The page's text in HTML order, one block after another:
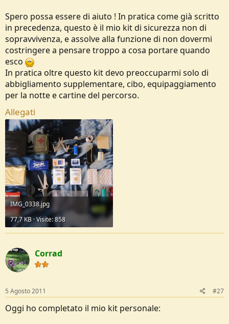
Spero possa essere di aiuto ! In pratica come già scritto
in precedenza, questo è il mio kit di sicurezza non di
sopravvivenza, e assolve alla funzione di non dovermi
costringere a pensare troppo a cosa portare quando
esco
In pratica oltre questo kit devo preoccuparmi solo di
abbigliamento supplementare, cibo, equipaggiamento
per la notte e cartine del percorso.
Allegati
IMG_0338.jpg
77,7 KB · Visite: 858
Corrad
5 Agosto 2011 #27
Oggi ho completato il mio kit personale: